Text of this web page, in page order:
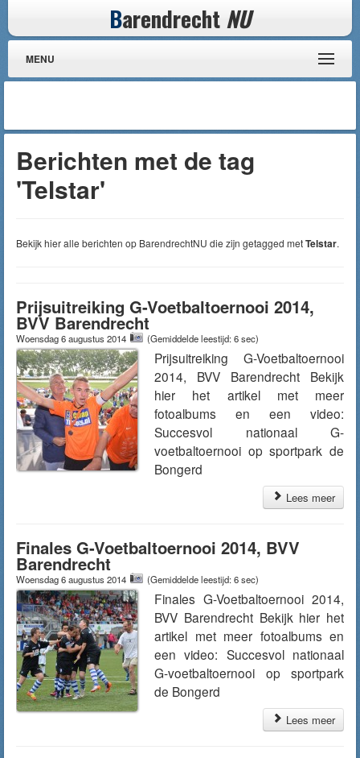
Barendrecht NU
MENU
Berichten met de tag
'Telstar'
Bekijk hier alle berichten op BarendrechtNU die zijn getagged metTelstar.
Prijsuitreiking G-Voetbaltoernooi 2014,
BVV Barendrecht
Woensdag 6 augustus 2014 (Gemiddelde leestijd: 6 sec)
Prijsuitreiking G-Voetbaltoernooi
2014, BVV Barendrecht Bekijk
hier het artikel met meer
fotoalbums en een video:
Succesvol nationaal G-
voetbaltoernooi op sportpark de
Bongerd
Lees meer
Finales G-Voetbaltoernooi 2014, BVV
Barendrecht
Woensdag 6 augustus 2014 (Gemiddelde leestijd: 6 sec)
Finales G-Voetbaltoernooi 2014,
BVV Barendrecht Bekijk hier het
artikel met meer fotoalbums en
een video: Succesvol nationaal
G-voetbaltoernooi op sportpark
de Bongerd
Lees meer